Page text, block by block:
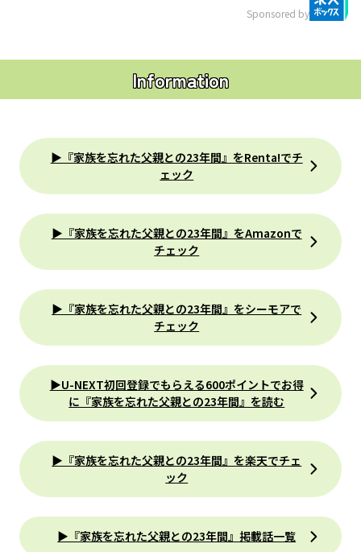
Sponsored by
Information
▶︎『家族を忘れた父親との23年間』をRenta!でチ
ェック
▶︎『家族を忘れた父親との23年間』をAmazonで
チェック
▶『家族を忘れた父親との23年間』をシーモアで
チェック
▶U-NEXT初回登録でもらえる600ポイントでお得
に『家族を忘れた父親との23年間』を読む
▶︎『家族を忘れた父親との23年間』を楽天でチェ
ック
▶︎『家族を忘れた父親との23年間』掲載話一覧